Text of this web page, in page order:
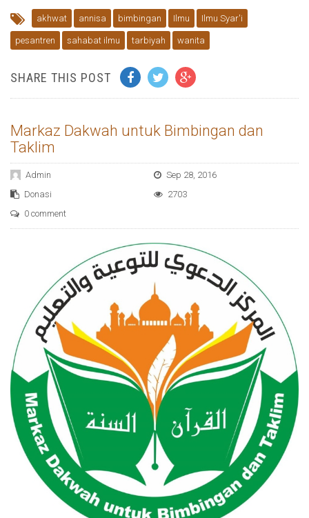
akhwat annisa bimbingan Ilmu Ilmu Syar'i
pesantren sahabat ilmu tarbiyah wanita
SHARE THIS POST
Markaz Dakwah untuk Bimbingan dan
Taklim
Admin
Sep 28, 2016
Donasi
2703
0 comment